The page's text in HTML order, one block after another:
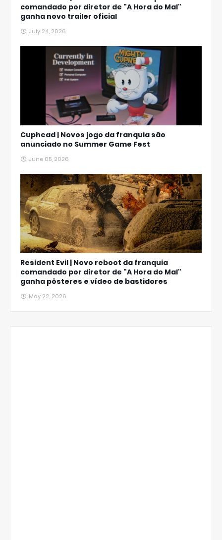
comandado por diretor de "A Hora do Mal"
ganha novo trailer oficial
July 24, 2026
Cuphead | Novos jogo da franquia são
anunciado no Summer Game Fest
June 05, 2026
Resident Evil | Novo reboot da franquia
comandado por diretor de "A Hora do Mal"
ganha pôsteres e vídeo de bastidores
May 22, 2026